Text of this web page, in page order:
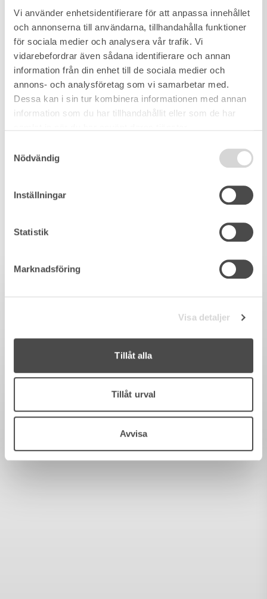
Vi använder enhetsidentifierare för att anpassa innehållet
och annonserna till användarna, tillhandahålla funktioner
för sociala medier och analysera vår trafik. Vi
vidarebefordrar även sådana identifierare och annan
information från din enhet till de sociala medier och
annons- och analysföretag som vi samarbetar med.
Dessa kan i sin tur kombinera informationen med annan
information som du har tillhandahållit eller som de har
Nödvändig
Inställningar
Statistik
Marknadsföring
Visa detaljer
Tillåt alla
Tillåt urval
Avvisa